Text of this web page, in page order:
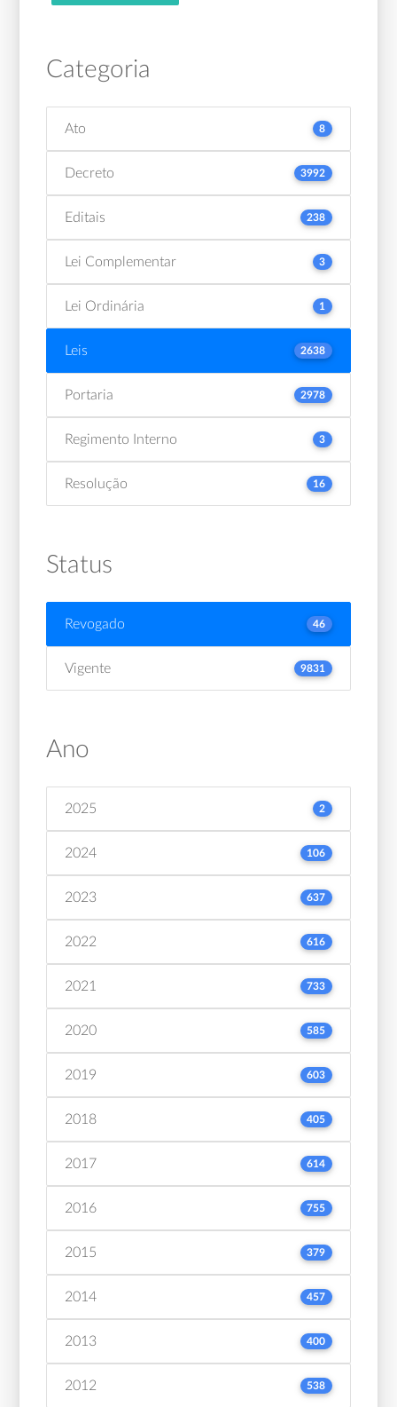
Categoria
Ato 8
Decreto 3992
Editais 238
Lei Complementar 3
Lei Ordinária 1
Leis 2638
Portaria 2978
Regimento Interno 3
Resolução 16
Status
Revogado 46
Vigente 9831
Ano
2025 2
2024 106
2023 637
2022 616
2021 733
2020 585
2019 603
2018 405
2017 614
2016 755
2015 379
2014 457
2013 400
2012 538